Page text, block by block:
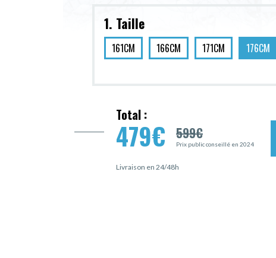
1. Taille
161CM 166CM 171CM 176CM
Total :
479€ 599€
Prix public conseillé en 2024
Livraison en 24/48h